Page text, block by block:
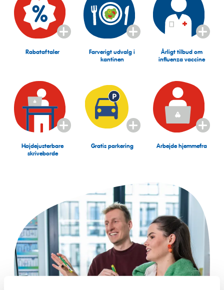
Rabataftaler
Details
anzeigen
Farverigt udvalg i
kantinen
Details
anzeigen
Årligt tilbud om
influenza vaccine
Details
anzeigen
Højdejusterbare
skriveborde
Details
anzeigen
Gratis parkering
Details
anzeigen
Arbejde hjemmefra
Details
anzeigen